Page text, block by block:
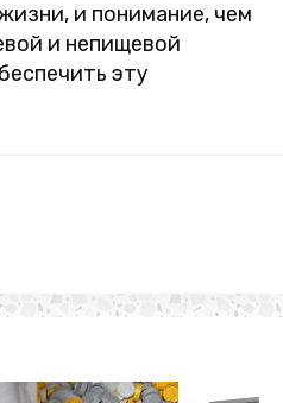
и понимание, чем
и непищевой
эту